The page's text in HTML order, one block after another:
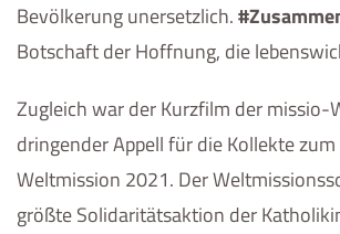
Bevölkerung unersetzlich.
Botschaft der Hoffnung, die
Zugleich war der Kurzfilm der missio-
dringender Appell für die Kollekte
Weltmission 2021. Der
größte Solidaritätsaktion der